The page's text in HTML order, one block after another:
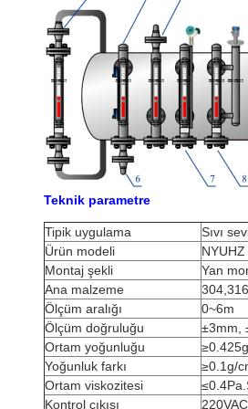
Teknik parametre
Tipik uygulama
Sıvı
Ürün modeli
NYUHZ
Montaj şekli
Yan
Ana malzeme
304,316
Ölçüm aralığı
0~6m
Ölçüm doğruluğu
±3mm,
Ortam yoğunluğu
Yoğunluk farkı
≥0.1g/
Ortam viskozitesi
Kontrol çıkışı